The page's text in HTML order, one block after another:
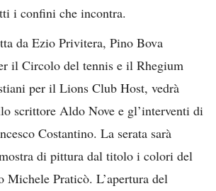
i confini che incontra.
da Ezio Privitera, Pino Bova
il Circolo del tennis e il Rhegium
per il Lions Club Host, vedrà
scrittore Aldo Nove e gl’interventi di
Costantino. La serata sarà
di pittura dal titolo i colori del
Michele Praticò. L’apertura del